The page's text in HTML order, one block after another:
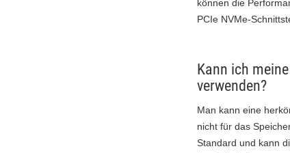
können die
PCIe NVMe-
Kann ich
verwenden?
Man kann eine
nicht für das
Standard und kann